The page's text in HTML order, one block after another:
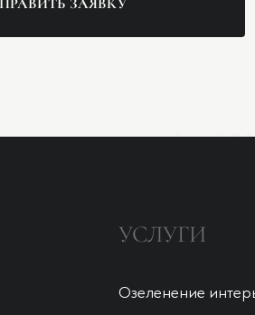
ЗАЯВКУ
УСЛУГИ
Озеленение